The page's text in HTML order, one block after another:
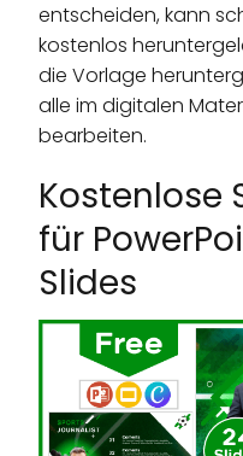
entscheiden, kann
kostenlos
die Vorlage
alle im digitalen
bearbeiten.
Kostenlose
für
Slides